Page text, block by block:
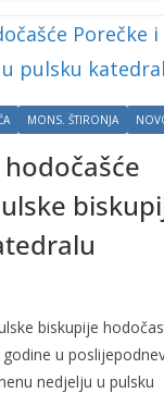
MONS. ŠTIRONJA
biskupije
u
nedjelju u pulsku